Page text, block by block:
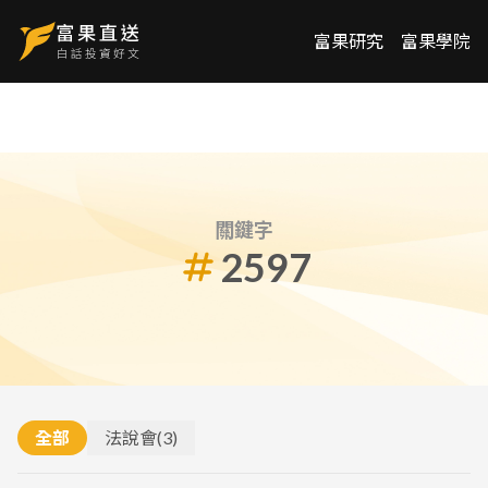
富果研究 富果學院
關鍵字
2597
全部 法說會(3)